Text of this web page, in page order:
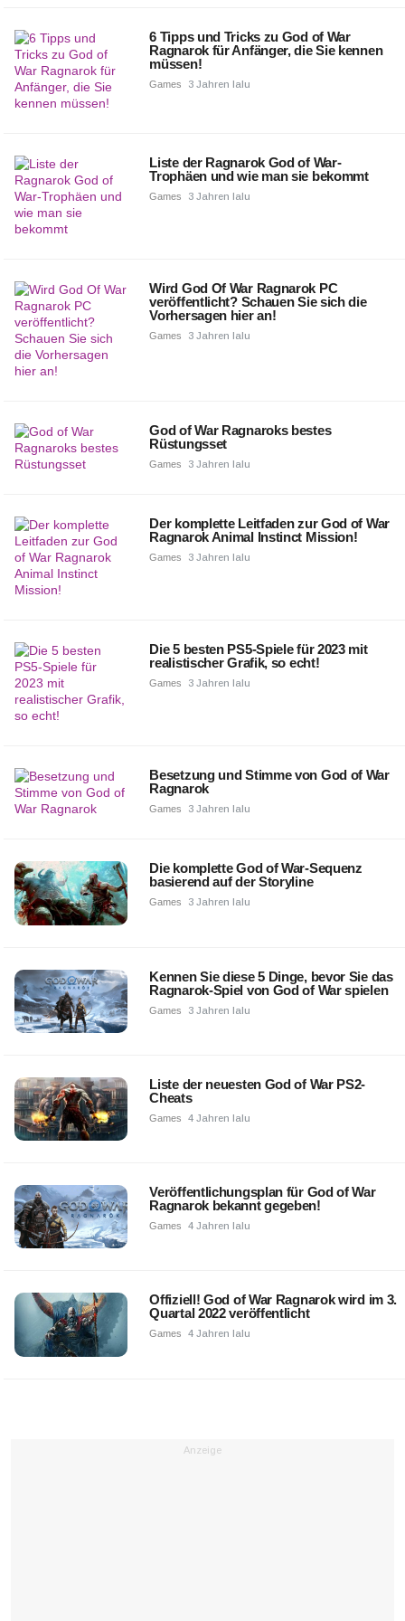
6 Tipps und Tricks zu God of War
Ragnarok für Anfänger, die Sie kennen
müssen!
Games 3 Jahren lalu
Liste der Ragnarok God of War-
Trophäen und wie man sie bekommt
Games 3 Jahren lalu
Wird God Of War Ragnarok PC
veröffentlicht? Schauen Sie sich die
Vorhersagen hier an!
Games 3 Jahren lalu
God of War Ragnaroks bestes
Rüstungsset
Games 3 Jahren lalu
Der komplette Leitfaden zur God of War
Ragnarok Animal Instinct Mission!
Games 3 Jahren lalu
Die 5 besten PS5-Spiele für 2023 mit
realistischer Grafik, so echt!
Games 3 Jahren lalu
Besetzung und Stimme von God of War
Ragnarok
Games 3 Jahren lalu
Die komplette God of War-Sequenz
basierend auf der Storyline
Games 3 Jahren lalu
Kennen Sie diese 5 Dinge, bevor Sie das
Ragnarok-Spiel von God of War spielen
Games 3 Jahren lalu
Liste der neuesten God of War PS2-
Cheats
Games 4 Jahren lalu
Veröffentlichungsplan für God of War
Ragnarok bekannt gegeben!
Games 4 Jahren lalu
Offiziell! God of War Ragnarok wird im 3.
Quartal 2022 veröffentlicht
Games 4 Jahren lalu
Anzeige